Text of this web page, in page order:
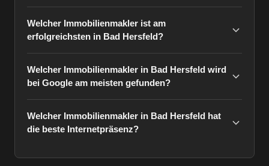
Welcher Immobilienmakler ist am
erfolgreichsten in Bad Hersfeld?
Welcher Immobilienmakler in Bad Hersfeld wird
bei Google am meisten gefunden?
Welcher Immobilienmakler in Bad Hersfeld hat
die beste Internetpräsenz?